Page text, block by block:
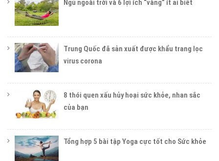
Ngủ ngoài trời và 6 lợi ích “vàng” ít ai biết
Trung Quốc đã sản xuất được khẩu trang lọc
virus corona
8 thói quen xấu hủy hoại sức khỏe, nhan sắc
của bạn
Tổng hợp 5 bài tập Yoga cực tốt cho Sức khỏe